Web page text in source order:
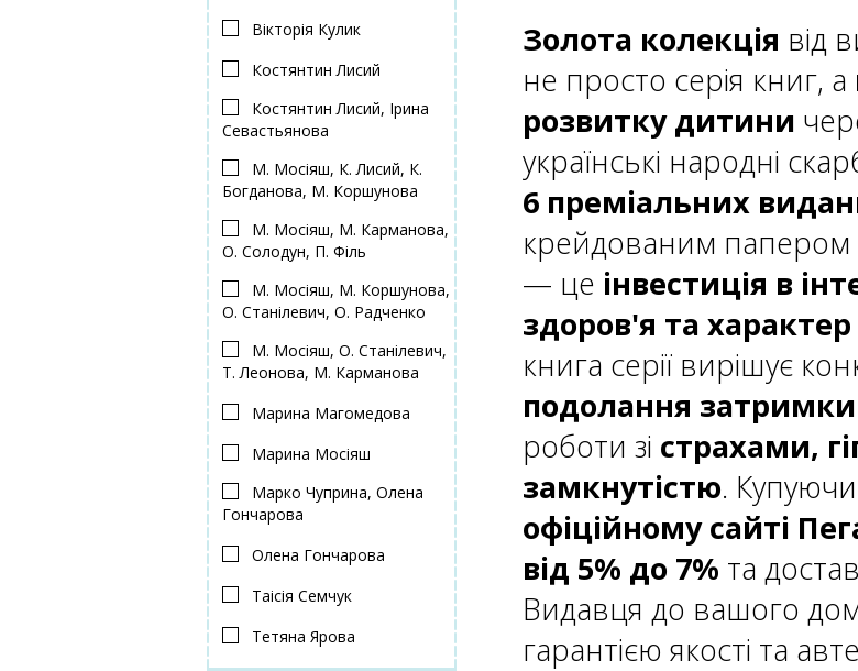
Вікторія Кулик
Костянтин Лисий
Костянтин Лисий, Ірина
Севастьянова
М. Мосіяш, К. Лисий, К.
Богданова, М. Коршунова
М. Мосіяш, М. Карманова,
О. Солодун, П. Філь
М. Мосіяш, М. Коршунова,
О. Станілевич, О. Радченко
М. Мосіяш, О. Станілевич,
Т. Леонова, М. Карманова
Марина Магомедова
Марина Мосіяш
Марко Чуприна, Олена
Гончарова
Олена Гончарова
Таісія Семчук
Тетяна Ярова
Золота колекція від
не просто серія книг, а
розвитку дитини
українські народні
6 преміальних
крейдованим папером
— це інвестиція в
здоров'я та
книга серії вирішує
подолання
роботи зі страхами,
замкнутістю.
офіційному сайті
від 5% до 7% та
Видавця до вашого
гарантією якості та